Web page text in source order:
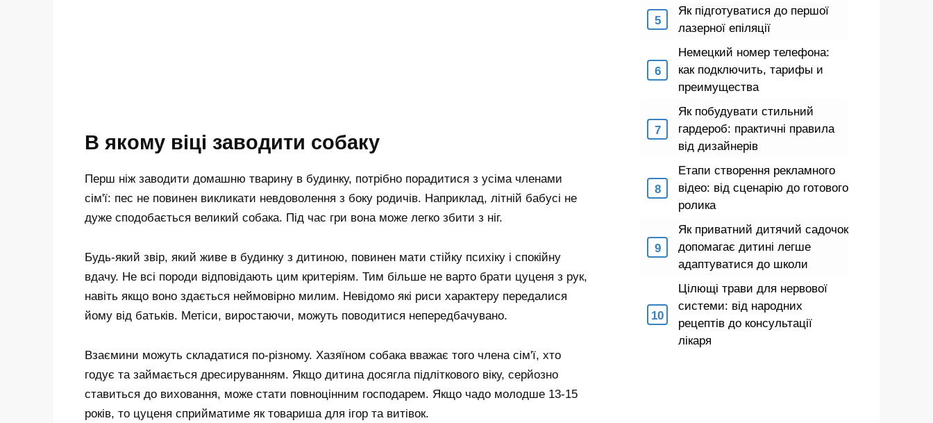
В якому віці заводити собаку
Перш ніж заводити домашню тварину в будинку, потрібно порадитися з усіма членами
сім'ї: пес не повинен викликати невдоволення з боку родичів. Наприклад, літній бабусі не
дуже сподобається великий собака. Під час гри вона може легко збити з ніг.
Будь-який звір, який живе в будинку з дитиною, повинен мати стійку психіку і спокійну
вдачу. Не всі породи відповідають цим критеріям. Тим більше не варто брати цуценя з рук,
навіть якщо воно здається неймовірно милим. Невідомо які риси характеру передалися
йому від батьків. Метіси, виростаючи, можуть поводитися непередбачувано.
Взаємини можуть складатися по-різному. Хазяїном собака вважає того члена сім'ї, хто
годує та займається дресируванням. Якщо дитина досягла підліткового віку, серйозно
ставиться до виховання, може стати повноцінним господарем. Якщо чадо молодше 13-15
років, то цуценя сприйматиме як товариша для ігор та витівок.
Як підготуватися до першої
лазерної епіляції
Немецкий номер телефона:
как подключить, тарифы и
преимущества
Як побудувати стильний
гардероб: практичні правила
від дизайнерів
Етапи створення рекламного
відео: від сценарію до готового
ролика
Як приватний дитячий садочок
допомагає дитині легше
адаптуватися до школи
Цілющі трави для нервової
системи: від народних
рецептів до консультації
лікаря